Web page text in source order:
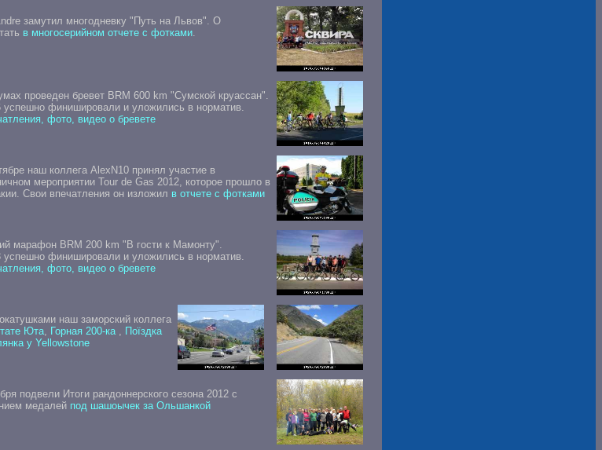
замутил многодневку "Путь на Львов". О
в многосерийном отчете с фотками.
проведен бревет BRM 600 km "Сумской круассан".
успешно финишировали и уложились в норматив.
фото, видео о бревете
наш коллега AlexN10 принял участие в
мероприятии Tour de Gas 2012, которое прошло в
Свои впечатления он изложил в отчете с фотками
марафон BRM 200 km "В гости к Мамонту".
успешно финишировали и уложились в норматив.
фото, видео о бревете
наш заморский коллега
Юта, Горная 200-ка , Поїздка
у Yellowstone
подвели Итоги рандоннерского сезона 2012 с
медалей под шашоычек за Ольшанкой